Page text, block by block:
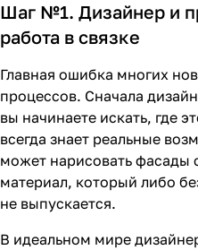
Шаг №1. Дизайнер и
работа в связке
Главная ошибка многих
процессов. Сначала
вы начинаете искать, где
всегда знает реальные
может нарисовать фасады
материал, который либо
не выпускается.
В идеальном мире